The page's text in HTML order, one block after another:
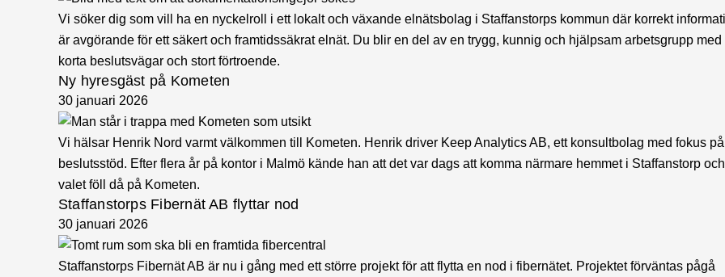
Vi söker dig som vill ha en nyckelroll i ett lokalt och växande elnätsbolag i Staffanstorps kommun där korrekt
är avgörande för ett säkert och framtidssäkrat elnät. Du blir en del av en trygg, kunnig och hjälpsam arbetsgrupp med
korta beslutsvägar och stort förtroende.
Ny hyresgäst på Kometen
30 januari 2026
Vi hälsar Henrik Nord varmt välkommen till Kometen. Henrik driver Keep Analytics AB, ett konsultbolag med fokus på
beslutsstöd. Efter flera år på kontor i Malmö kände han att det var dags att komma närmare hemmet i Staffanstorp och
valet föll då på Kometen.
Staffanstorps Fibernät AB flyttar nod
30 januari 2026
Staffanstorps Fibernät AB är nu i gång med ett större projekt för att flytta en nod i fibernätet. Projektet förväntas pågå